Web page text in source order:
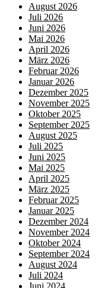
August 2026
Juli 2026
Juni 2026
Mai 2026
April 2026
März 2026
Februar 2026
Januar 2026
Dezember 2025
November 2025
Oktober 2025
September 2025
August 2025
Juli 2025
Juni 2025
Mai 2025
April 2025
März 2025
Februar 2025
Januar 2025
Dezember 2024
November 2024
Oktober 2024
September 2024
August 2024
Juli 2024
Juni 2024